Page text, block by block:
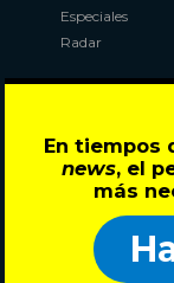
En tiempos
news, el
más
Especiales
Radar